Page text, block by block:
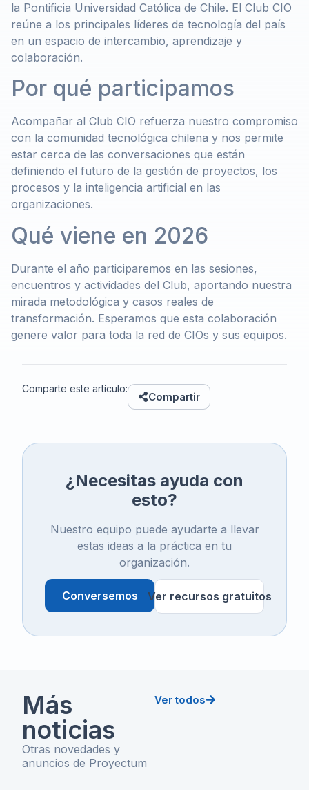
la Pontificia Universidad Católica de Chile. El Club CIO
reúne a los principales líderes de tecnología del país
en un espacio de intercambio, aprendizaje y
colaboración.
Por qué participamos
Acompañar al Club CIO refuerza nuestro compromiso
con la comunidad tecnológica chilena y nos permite
estar cerca de las conversaciones que están
definiendo el futuro de la gestión de proyectos, los
procesos y la inteligencia artificial en las
organizaciones.
Qué viene en 2026
Durante el año participaremos en las sesiones,
encuentros y actividades del Club, aportando nuestra
mirada metodológica y casos reales de
transformación. Esperamos que esta colaboración
genere valor para toda la red de CIOs y sus equipos.
Comparte este artículo:
Compartir
¿Necesitas ayuda con
esto?
Nuestro equipo puede ayudarte a llevar
estas ideas a la práctica en tu
organización.
Conversemos Ver recursos gratuitos
Más
noticias
Otras novedades y
anuncios de Proyectum
Ver todos